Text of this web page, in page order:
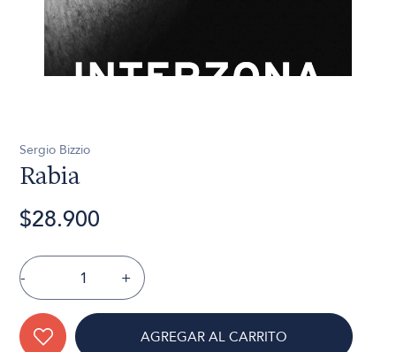
Sergio Bizzio
Rabia
$28.900
- +
AGREGAR AL CARRITO